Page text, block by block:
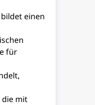
einen
für
die mit